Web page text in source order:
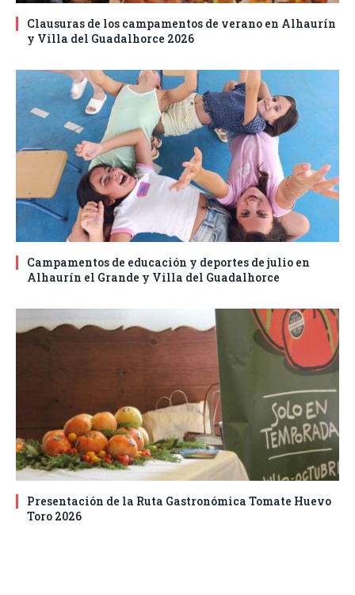
Clausuras de los campamentos de verano en Alhaurín
y Villa del Guadalhorce 2026
Campamentos de educación y deportes de julio en
Alhaurín el Grande y Villa del Guadalhorce
Presentación de la Ruta Gastronómica Tomate Huevo
Toro 2026